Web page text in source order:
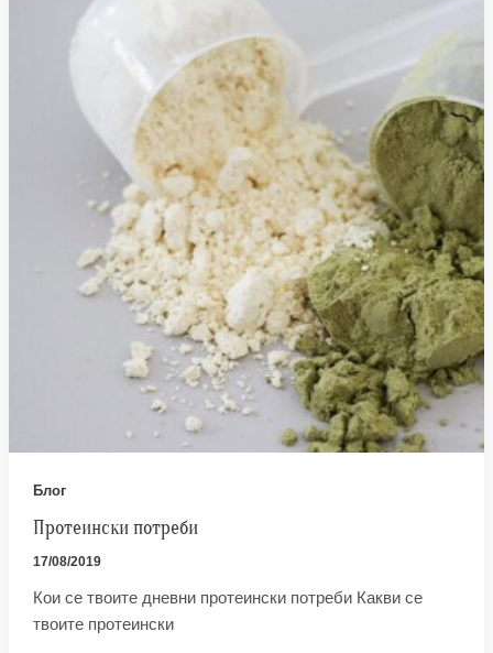
Блог
Протеински потреби
17/08/2019
Кои се твоите дневни протеински потреби Какви се
твоите протеински